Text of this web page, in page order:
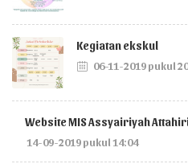
Kegiatan ekskul
06-11-2019 pukul
Website MIS Assyairiyah
14-09-2019 pukul 14:04